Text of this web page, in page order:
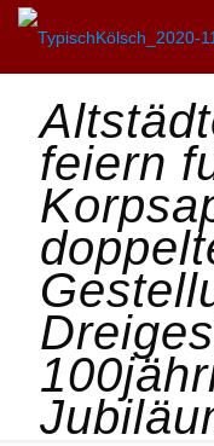
feiern